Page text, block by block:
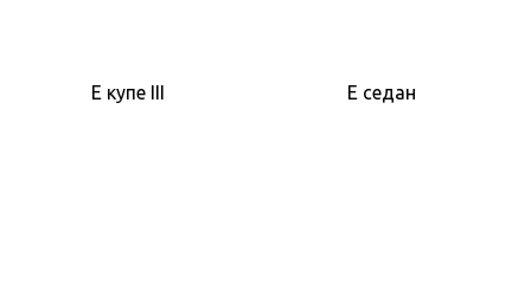
E купе III E седан